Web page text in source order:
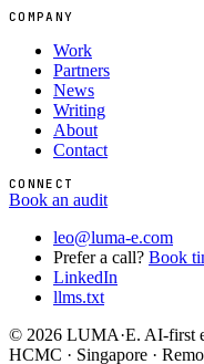
COMPANY
Work
Partners
News
Writing
About
Contact
CONNECT
Book an audit
leo@luma-e.com
Prefer a call? Book
LinkedIn
llms.txt
© 2026 LUMA·E. AI-first
HCMC · Singapore ·